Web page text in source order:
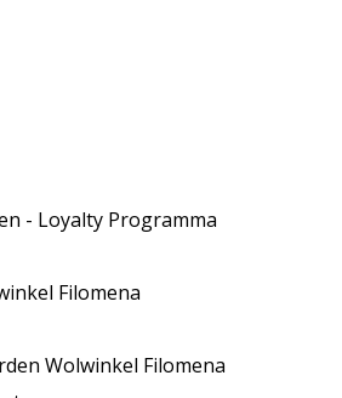
- Loyalty Programma
Filomena
Wolwinkel Filomena